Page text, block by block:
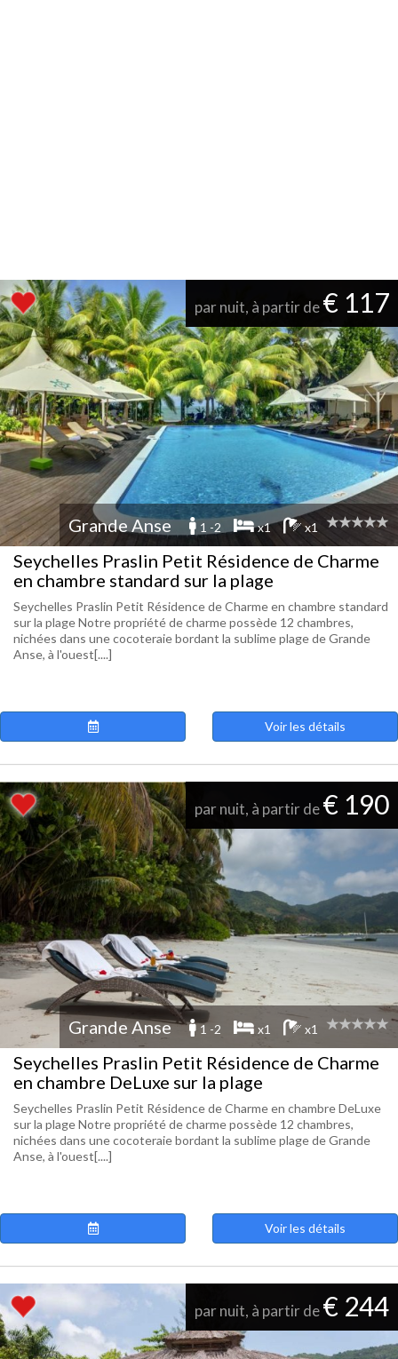
par nuit, à partir de€ 117
Grande Anse 1 -2 x1 x1
Seychelles Praslin Petit Résidence de Charme
en chambre standard sur la plage
Seychelles Praslin Petit Résidence de Charme en chambre standard
sur la plage Notre propriété de charme possède 12 chambres,
nichées dans une cocoteraie bordant la sublime plage de Grande
Anse, à l'ouest[....]
Voir les détails
par nuit, à partir de€ 190
Grande Anse 1 -2 x1 x1
Seychelles Praslin Petit Résidence de Charme
en chambre DeLuxe sur la plage
Seychelles Praslin Petit Résidence de Charme en chambre DeLuxe
sur la plage Notre propriété de charme possède 12 chambres,
nichées dans une cocoteraie bordant la sublime plage de Grande
Anse, à l'ouest[....]
Voir les détails
par nuit, à partir de€ 244